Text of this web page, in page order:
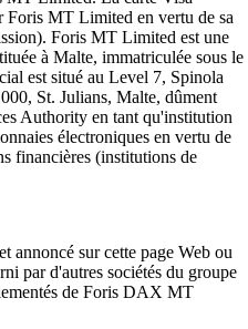
Foris MT Limited en vertu de sa
Foris MT Limited est une
à Malte, immatriculée sous le
est situé au Level 7, Spinola
St. Julians, Malte, dûment
Authority en tant qu'institution
électroniques en vertu de
financières (institutions de
annoncé sur cette page Web ou
par d'autres sociétés du groupe
de Foris DAX MT